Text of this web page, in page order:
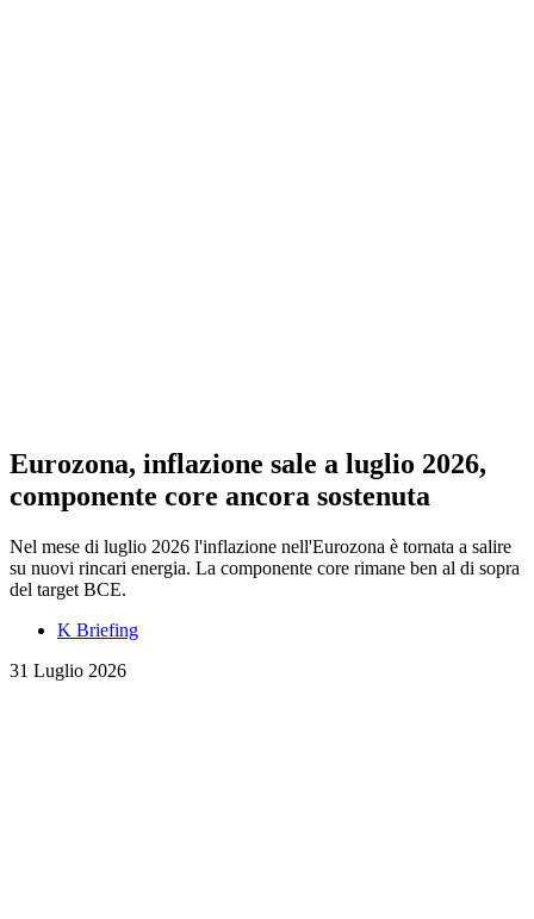
Eurozona, inflazione sale a luglio 2026,
componente core ancora sostenuta
Nel mese di luglio 2026 l'inflazione nell'Eurozona è tornata a salire
su nuovi rincari energia. La componente core rimane ben al di sopra
del target BCE.
K Briefing
31 Luglio 2026